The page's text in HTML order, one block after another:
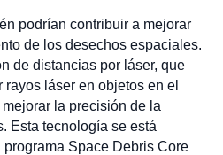
podrían contribuir a mejorar
de los desechos espaciales.
de distancias por láser, que
láser en objetos en el
la precisión de la
Esta tecnología se está
Space Debris Core